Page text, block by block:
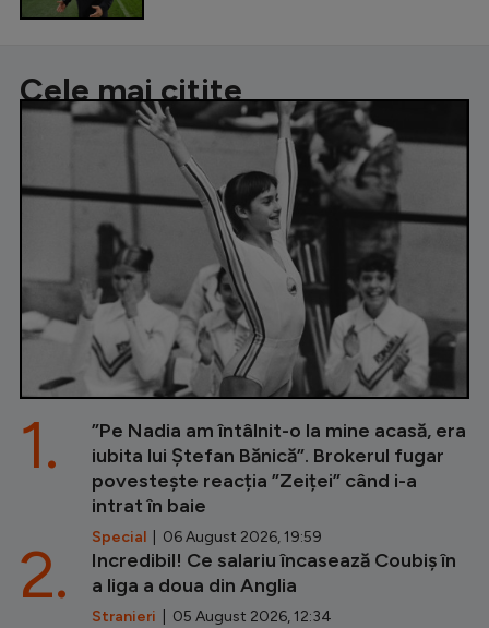
Cele mai citite
”Pe Nadia am întâlnit-o la mine acasă, era
iubita lui Ștefan Bănică”. Brokerul fugar
povestește reacția ”Zeiței” când i-a
intrat în baie
Special | 06 August 2026, 19:59
1.
Incredibil! Ce salariu încasează Coubiș în
a liga a doua din Anglia
Stranieri | 05 August 2026, 12:34
2.